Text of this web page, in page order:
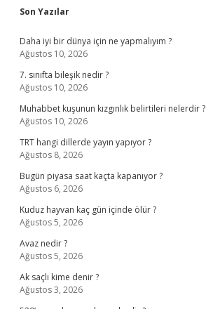
Sidebar
Son Yazılar
Daha iyi bir dünya için ne yapmalıyım ?
Ağustos 10, 2026
7. sınıfta bileşik nedir ?
Ağustos 10, 2026
Muhabbet kuşunun kızgınlık belirtileri nelerdir ?
Ağustos 10, 2026
TRT hangi dillerde yayın yapıyor ?
Ağustos 8, 2026
Bugün piyasa saat kaçta kapanıyor ?
Ağustos 6, 2026
Kuduz hayvan kaç gün içinde ölür ?
Ağustos 5, 2026
Avaz nedir ?
Ağustos 5, 2026
Ak saçlı kime denir ?
Ağustos 3, 2026